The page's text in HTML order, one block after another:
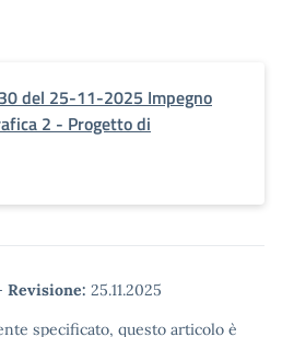
del 25-11-2025 Impegno
2 - Progetto di
Revisione: 25.11.2025
specificato, questo articolo è